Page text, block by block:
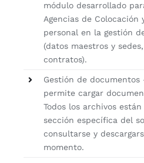
módulo desarrollado
Agencias de Colocación
personal en la gestión
(datos maestros y
contratos).
Gestión de
permite cargar
Todos los archivos
sección específica del
consultarse y
momento.